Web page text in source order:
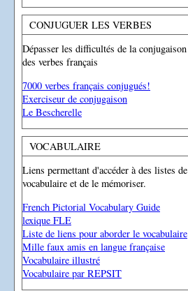
CONJUGUER LES VERBES
Dépasser les difficultés de la conjugaison
des verbes français
7000 verbes français conjugués!
Exerciseur de conjugaison
Le Bescherelle
VOCABULAIRE
Liens permettant d'accéder à des listes de
vocabulaire et de le mémoriser.
French Pictorial Vocabulary Guide
lexique FLE
Liste de liens pour aborder le vocabulaire
Mille faux amis en langue française
Vocabulaire illustré
Vocabulaire par REPSIT